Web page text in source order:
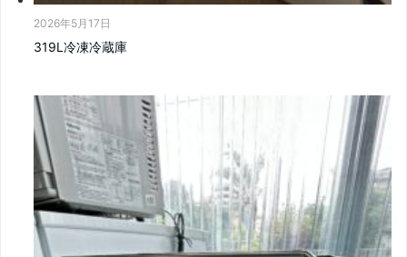
2026年5月17日
319L冷凍冷蔵庫